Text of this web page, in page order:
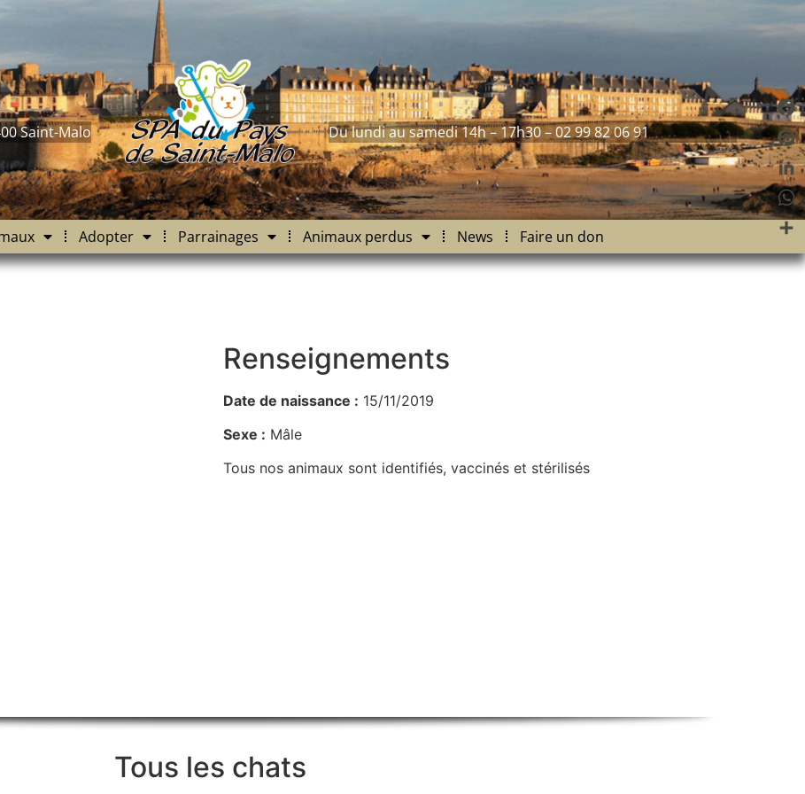
Saint-Malo Du lundi au samedi 14h – 17h30 – 02 99 82 06 91
Adopter Parrainages Animaux perdus News Faire un don
Renseignements
Date de naissance : 15/11/2019
Sexe : Mâle
Tous nos animaux sont identifiés, vaccinés et stérilisés
Tous les chats